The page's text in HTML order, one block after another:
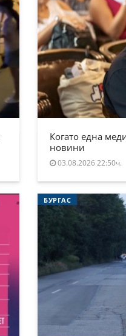
Когато една
новини
03.08.2026 22:50ч.
БУРГАС